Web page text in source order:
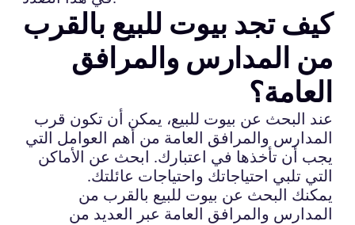
كيف تجد بيوت للبيع بالقرب
من المدارس والمرافق
العامة؟
عند البحث عن بيوت للبيع، يمكن أن تكون قرب
المدارس والمرافق العامة من أهم العوامل التي
يجب أن تأخذها في اعتبارك. ابحث عن الأماكن
التي تلبي احتياجاتك واحتياجات عائلتك.
يمكنك البحث عن بيوت للبيع بالقرب من
المدارس والمرافق العامة عبر العديد من